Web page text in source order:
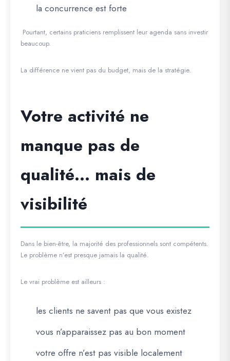
la concurrence est forte
Pourtant, certains praticiens remplissent leur agenda sans investir
beaucoup.
La différence ne vient pas du budget, mais de la stratégie.
Votre activité ne
manque pas de
qualité… mais de
visibilité
Dans le bien-être, la majorité des professionnels sont compétents.
Le problème n’est presque jamais la qualité.
Le vrai problème est ailleurs :
les clients ne savent pas que vous existez
vous n’apparaissez pas au bon moment
votre offre n’est pas visible localement